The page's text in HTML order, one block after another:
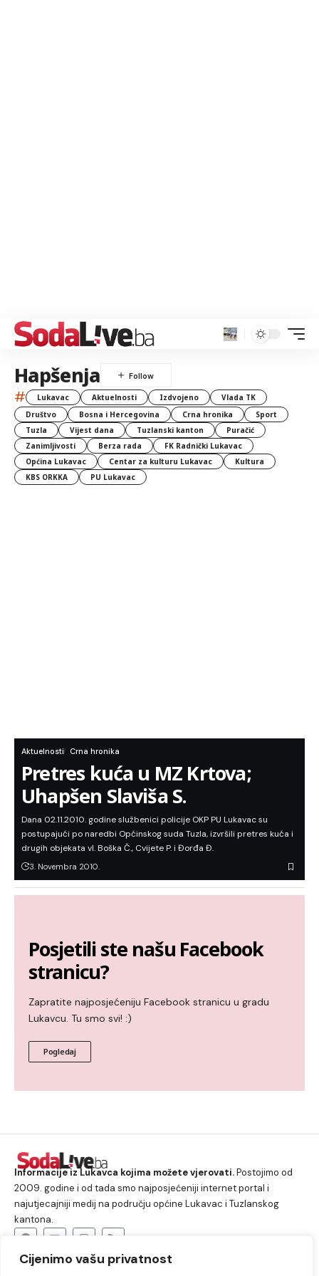
Cijenimo vašu privatnost
Hapšenja
# Lukavac Aktuelnosti Izdvojeno
Vlada TK
Društvo
Bosna i Hercegovina Crna hronika
Sport
Tuzla
Vijest dana Tuzlanski kanton
Puračić
Zanimljivosti
Berza rada
FK Radnički Lukavac
Općina Lukavac
Centar za kulturu Lukavac
Kultura
KBS ORKKA
PU Lukavac
Aktuelnosti Crna hronika
Pretres kuća u MZ Krtova;
Uhapšen Slaviša S.
Dana 02.11.2010. godine službenici policije OKP PU Lukavac su
postupajući po naredbi Općinskog suda Tuzla, izvršili pretres kuća i
drugih objekata vl. Boška Č., Cvijete P. i Đorđa Đ.
3. Novembra 2010.
Posjetili ste našu Facebook
stranicu?
Zapratite najposjećeniju Facebook stranicu u gradu
Lukavcu. Tu smo svi! :)
Pogledaj
Informacije iz Lukavca kojima možete vjerovati.Postojimo od
2009. godine i od tada smo najposjećeniji internet portal i
najutjecajniji medij na području općine Lukavac i Tuzlanskog
kantona.